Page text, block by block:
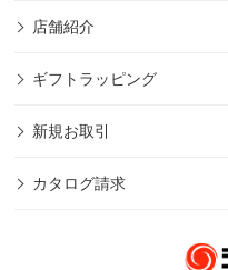
店舗紹介
ギフトラッピング
新規お取引
カタログ請求